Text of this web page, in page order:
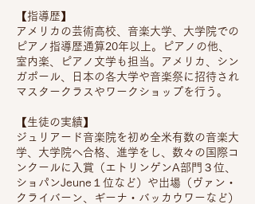
【指導歴】
アメリカの芸術高校、音楽大学、大学院での
ピアノ指導歴通算20年以上。ピアノの他、
室内楽、ピアノ文学も担当。アメリカ、シン
ガポール、日本の各大学や音楽祭に招待され
マスタークラスやワークショップを行う。
【生徒の実績】
ジュリアード音楽院を初め全米有数の音楽大
学、大学院へ合格、進学をし、数々の国際コ
ンクールに入賞（エトリンゲンA部門３位、
ショパンJeune１位など）や出場（ヴァン・
クライバーン、ギーナ・バッカウワーなど）